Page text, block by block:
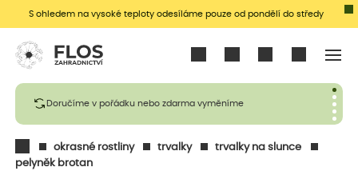
S ohledem na vysoké teploty odesíláme pouze od pondělí do středy
Doručíme v pořádku nebo zdarma vyměníme
okrasné rostliny trvalky
trvalky na slunce
pelyněk brotan